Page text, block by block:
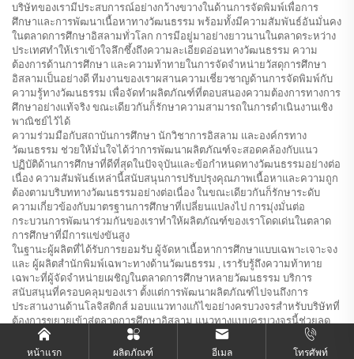
บริษัทของเรามีประสบการณ์อย่างกว้างขวางในด้านการจัดพิมพ์เพื่อการ
ศึกษาและการพัฒนาเนื้อหาทางวัฒนธรรม พร้อมทั้งมีความสัมพันธ์อันมั่นคง
ในตลาดการศึกษาอิสลามทั่วโลก การมีอยู่มาอย่างยาวนานในตลาดระหว่าง
ประเทศทำให้เราเข้าใจลึกซึ้งถึงความละเอียดอ่อนทางวัฒนธรรม ความ
ต้องการด้านการศึกษา และความท้าทายในการจัดจำหน่ายวัสดุการศึกษา
อิสลามเป็นอย่างดี ทีมงานของเราผสานความเชี่ยวชาญด้านการจัดพิมพ์กับ
ความรู้ทางวัฒนธรรม เพื่อจัดทำผลิตภัณฑ์ที่ตอบสนองความต้องการทางการ
ศึกษาอย่างแท้จริง ขณะเดียวกันก็รักษาความสามารถในการดำเนินงานเชิง
พาณิชย์ไว้ได้
ความร่วมมือกับสถาบันการศึกษา นักวิชาการอิสลาม และองค์กรทาง
วัฒนธรรม ช่วยให้มั่นใจได้ว่าการพัฒนาผลิตภัณฑ์จะสอดคล้องกับแนว
ปฏิบัติด้านการศึกษาที่ดีที่สุดในปัจจุบันและข้อกำหนดทางวัฒนธรรมอย่างต่อ
เนื่อง ความสัมพันธ์เหล่านี้สนับสนุนการปรับปรุงคุณภาพเนื้อหาและความถูก
ต้องตามบริบททางวัฒนธรรมอย่างต่อเนื่อง ในขณะเดียวกันก็รักษาระดับ
ความเกี่ยวข้องกับมาตรฐานการศึกษาที่เปลี่ยนแปลงไป การมุ่งมั่นต่อ
กระบวนการพัฒนาร่วมกันของเราทำให้ผลิตภัณฑ์ของเราโดดเด่นในตลาด
การศึกษาที่มีการแข่งขันสูง
ในฐานะผู้ผลิตที่ได้รับการยอมรับผู้จัดหาเนื้อหาการศึกษาแบบเฉพาะเจาะจง
และ ผู้ผลิตสำนักพิมพ์เฉพาะทางด้านวัฒนธรรม , เรารับรู้ถึงความท้าทาย
เฉพาะที่ผู้จัดจำหน่ายเผชิญในตลาดการศึกษาหลายวัฒนธรรม บริการ
สนับสนุนที่ครอบคลุมของเรา ตั้งแต่การพัฒนาผลิตภัณฑ์ไปจนถึงการ
ประสานงานด้านโลจิสติกส์ มอบแนวทางแก้ไขอย่างครบวงจรสำหรับบริษัทที่
ต้องการขยายเข้าสู่ตลาดการศึกษาอิสลาม แนวทางแบบครบวงจรนี้ช่วยลด
ความซับซ้อน และสนับสนุนกลยุทธ์การเข้าสู่ตลาดและการขยายตัวอย่าง
ประสบความสำเร็จสำหรับพันธมิตรต่างประเทศ
หน้าแรก ผลิตภัณฑ์ อีเมล โทรศัพท์